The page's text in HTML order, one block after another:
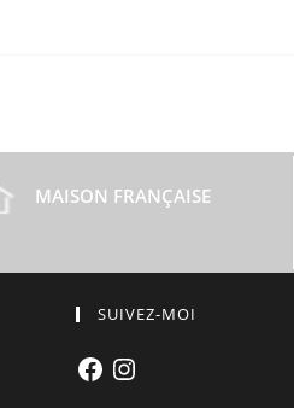
MAISON FRANÇAISE
SUIVEZ-MOI
FacebookInstagram